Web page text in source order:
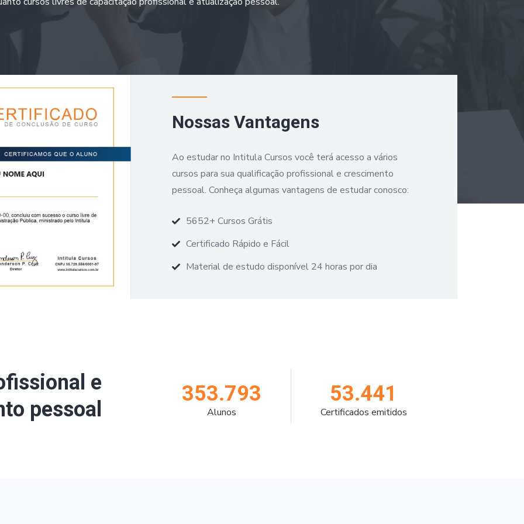
Nossas Vantagens
Ao estudar no Intitula Cursos você terá acesso a vários
cursos para sua qualificação profissional e crescimento
pessoal. Conheça algumas vantagens de estudar conosco:
5652+ Cursos Grátis
Certificado Rápido e Fácil
Material de estudo disponível 24 horas por dia
e
pessoal
353.793
Alunos
53.441
Certificados emitidos